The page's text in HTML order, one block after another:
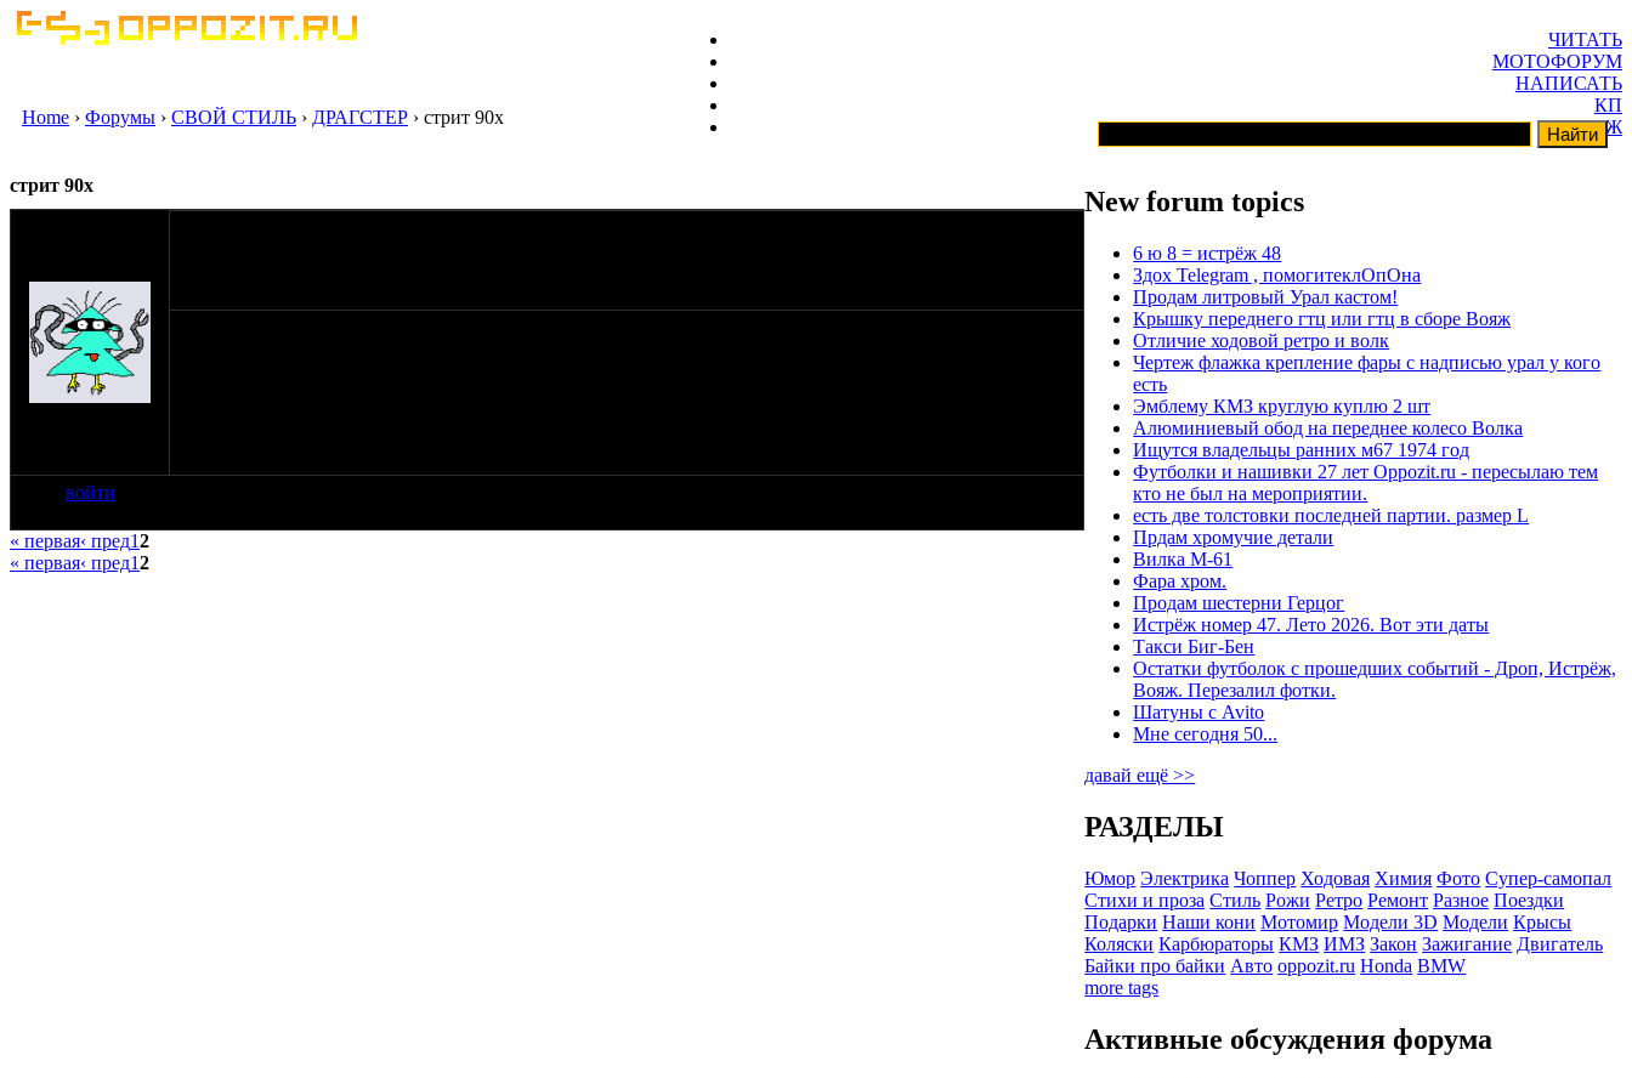
ЧИТАТЬ
МОТОФОРУМ
НАПИСАТЬ
КП
ГАРАЖ
Home › Форумы › СВОЙ СТИЛЬ › ДРАГСТЕР › стрит 90х
стрит 90х
войти
« первая‹ пред12
« первая‹ пред12
New forum topics
6 ю 8 = истрёж 48
Здох Telegram , помогитеклОпОна
Продам литровый Урал кастом!
Крышку переднего гтц или гтц в сборе Вояж
Отличие ходовой ретро и волк
Чертеж флажка крепление фары с надписью урал у кого
есть
Эмблему КМЗ круглую куплю 2 шт
Алюминиевый обод на переднее колесо Волка
Ищутся владельцы ранних м67 1974 год
Футболки и нашивки 27 лет Oppozit.ru - пересылаю тем
кто не был на мероприятии.
есть две толстовки последней партии. размер L
Прдам хромучие детали
Вилка М-61
Фара хром.
Продам шестерни Герцог
Истрёж номер 47. Лето 2026. Вот эти даты
Такси Биг-Бен
Остатки футболок с прошедших событий - Дроп, Истрёж,
Вояж. Перезалил фотки.
Шатуны с Avito
Мне сегодня 50...
давай ещё >>
РАЗДЕЛЫ
Юмор Электрика Чоппер Ходовая Химия Фото Супер-самопал
Стихи и проза Стиль Рожи Ретро Ремонт Разное Поездки
Подарки Наши кони Мотомир Модели 3D Модели Крысы
Коляски Карбюраторы КМЗ ИМЗ Закон Зажигание Двигатель
Байки про байки Авто oppozit.ru Honda BMW
more tags
Активные обсуждения форума